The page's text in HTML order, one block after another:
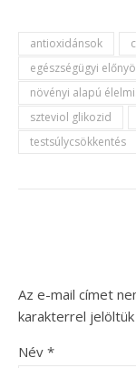
antioxidánsok
egészségügyi
növényi alapú
szteviol glikozid
testsúlycsökkentés
Az e-mail címet
karakterrel jelöltük
Név *